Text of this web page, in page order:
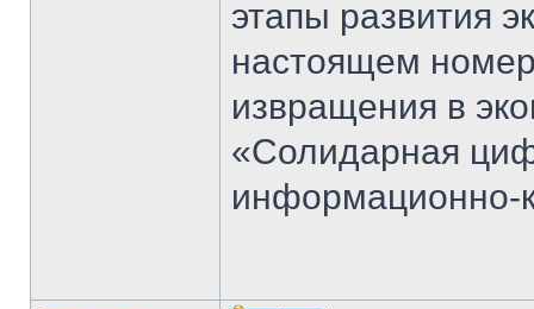
этапы развития
настоящем
извращения в
«Солидарная
информационно-